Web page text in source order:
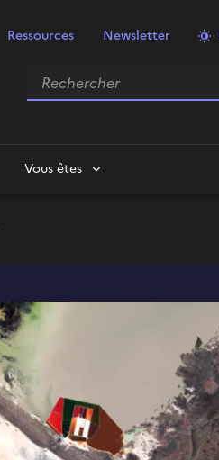
Ressources Newsletter
Rechercher
Vous êtes